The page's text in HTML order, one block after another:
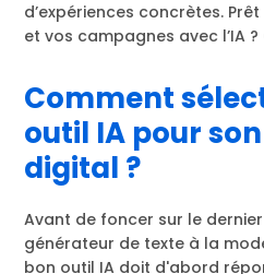
d’expériences concrètes.
et vos campagnes avec l’IA ?
Comment
outil IA pour
digital ?
Avant de foncer sur le
générateur de texte à la
bon outil IA doit d'abord